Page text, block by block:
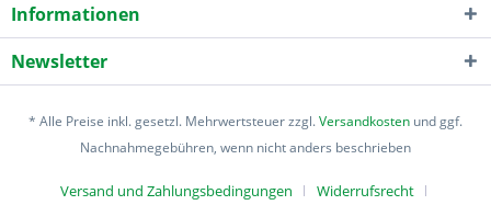
Informationen
Newsletter
* Alle Preise inkl. gesetzl. Mehrwertsteuer zzgl.Versandkosten und ggf.
Nachnahmegebühren, wenn nicht anders beschrieben
Versand und Zahlungsbedingungen Widerrufsrecht